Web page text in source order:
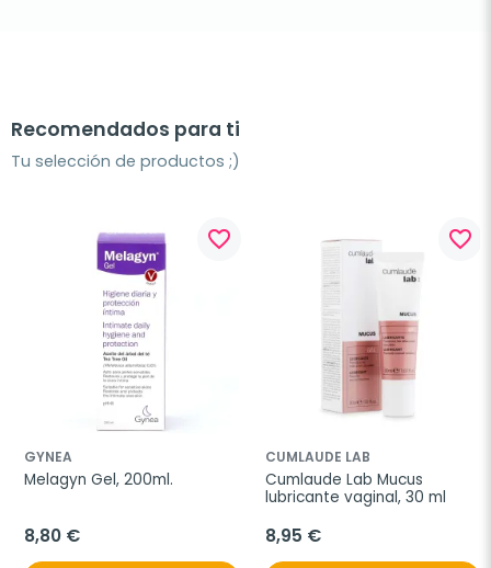
Recomendados para ti
Tu selección de productos ;)
favorite_border
GYNEA
Melagyn Gel, 200ml.
8,80 €
favorite_border
CUMLAUDE LAB
Cumlaude Lab Mucus
lubricante vaginal, 30 ml
8,95 €